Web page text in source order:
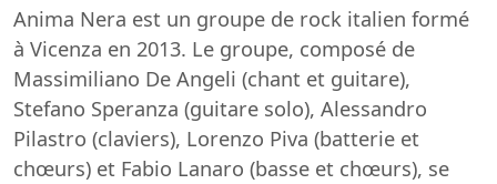
Anima Nera est un groupe de rock italien formé
à Vicenza en 2013. Le groupe, composé de
Massimiliano De Angeli (chant et guitare),
Stefano Speranza (guitare solo), Alessandro
Pilastro (claviers), Lorenzo Piva (batterie et
chœurs) et Fabio Lanaro (basse et chœurs), se